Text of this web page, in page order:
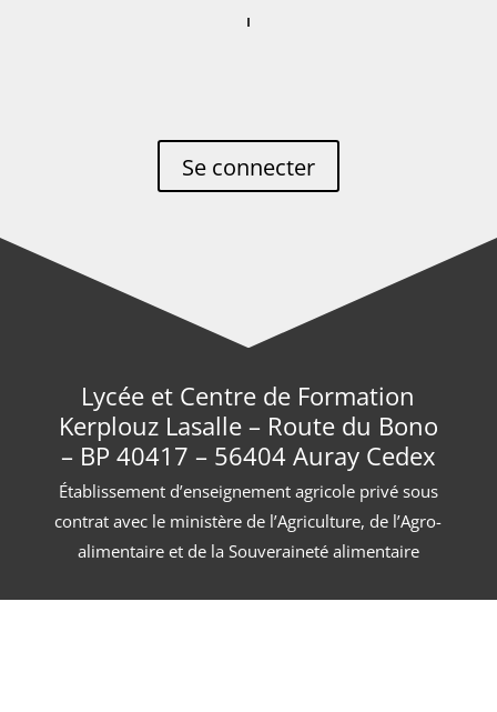
Se connecter
Lycée et Centre de Formation
Kerplouz Lasalle – Route du Bono
– BP 40417 – 56404 Auray Cedex
Établissement d’enseignement agricole privé sous
contrat avec le ministère de l’Agriculture, de l’Agro-
alimentaire et de la Souveraineté alimentaire